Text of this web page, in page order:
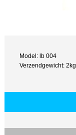
Model: lb 004
Verzendgewicht: 2kg